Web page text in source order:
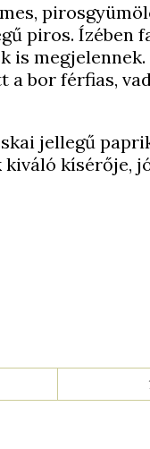
piros. Ízében
is
a bor férfias,
jellegű
kiváló kísérője,